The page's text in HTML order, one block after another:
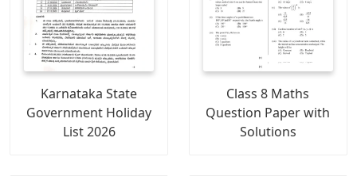
Karnataka State
Government Holiday
List 2026
Class 8 Maths
Question Paper with
Solutions